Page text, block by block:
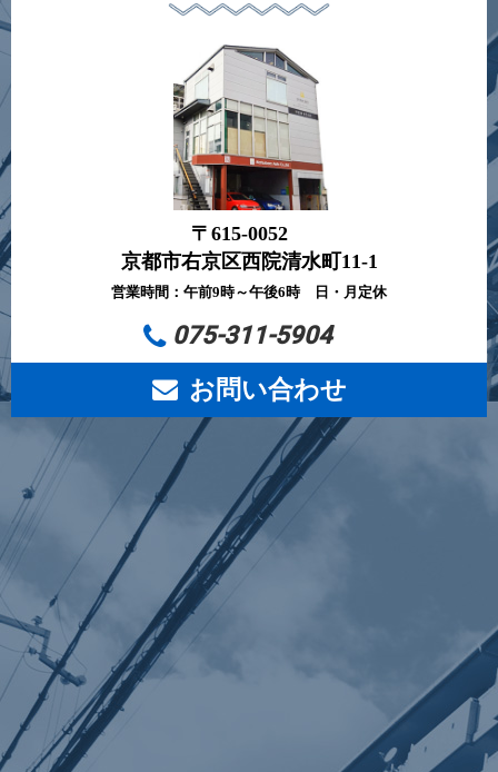
〒615-0052
京都市右京区西院清水町11-1
営業時間：午前9時～午後6時 日・月定休
075-311-5904
お問い合わせ